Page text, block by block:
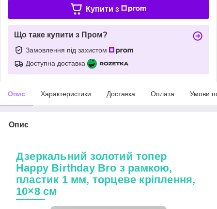
Купити з
Що таке купити з Пром?
Замовлення під захистом
Доступна доставка
Опис Характеристики Доставка Оплата Умови
Опис
Дзеркальний золотий топер
Happy Birthday Bro з рамкою,
пластик 1 мм, торцеве кріплення,
10×8 см